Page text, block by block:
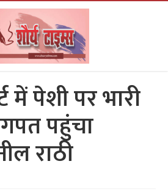
में पेशी पर भारी
पहुंचा
राठी